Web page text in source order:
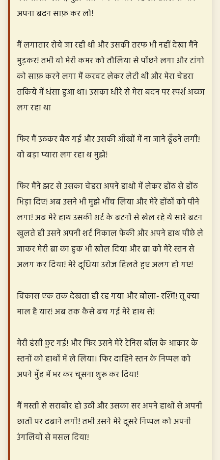
अपना बदन साफ़ कर लो!
मैं लगातार रोये जा रही थी और उसकी तरफ भी नहीं देखा मैंने
मुड़कर! तभी वो मेरी कमर को तौलिया से पोंछने लगा और टांगो
को साफ़ करने लगा मैं करवट लेकर लेटी थी और मेरा चेहरा
तकिये में धंसा हुआ था। उसका धीरे से मेरा बदन पर स्पर्श अच्छा
लग रहा था
फिर मैं उठकर बैठ गई और उसकी आँखों में ना जाने ढूँढने लगी!
वो बड़ा प्यारा लग रहा थ मुझे!
फिर मैंने झट से उसका चेहरा अपने हाथो में लेकर होंठ से होंठ
भिड़ा दिए! अब उसने भी मुझे भींच लिया और मेरे होंठों को पीने
लगा! अब मेरे हाथ उसकी शर्ट के बटनों से खेल रहे थे सारे बटन
खुलते ही उसने अपनी शर्ट निकाल फेंकी और अपने हाथ पीछे ले
जाकर मेरी ब्रा का हुक भी खोल दिया और ब्रा को मेरे स्तन से
अलग कर दिया! मेरे दूधिया उरोज हिलते हुए अलग हो गए!
विकास एक तक देखता ही रह गया और बोला- रश्मि! तू क्या
माल है यार! अब तक कैसे बच गई मेरे हाथ से!
मेरी हंसी छुट गई! और फिर उसने मेरे टेनिस बॉल के आकार के
स्तनों को हाथों में ले लिया। फिर दाहिने स्तन के निप्पल को
अपने मुँह में भर कर चूसना शुरू कर दिया!
मैं मस्ती से सराबोर हो उठी और उसका सर अपने हाथों से अपनी
छाती पर दबाने लगी! तभी उसने मेरे दूसरे निप्पल को अपनी
उंगलियों से मसल दिया!